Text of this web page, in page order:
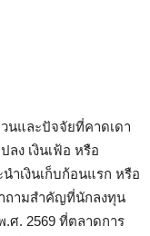
นและปัจจัยที่คาดเดา
ลง เงินเฟ้อ หรือ
ำเงินเก็บก้อนแรก หรือ
ถามสำคัญที่นักลงทุน
.ศ. 2569 ที่ตลาดการ